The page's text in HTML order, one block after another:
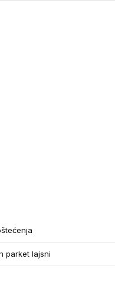
parket lajsni